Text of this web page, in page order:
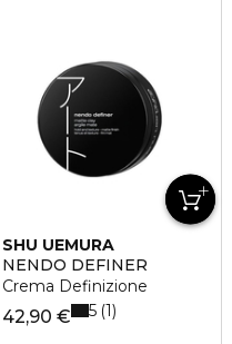
SHU UEMURA
NENDO DEFINER
Crema Definizione
42,90 € 5 1